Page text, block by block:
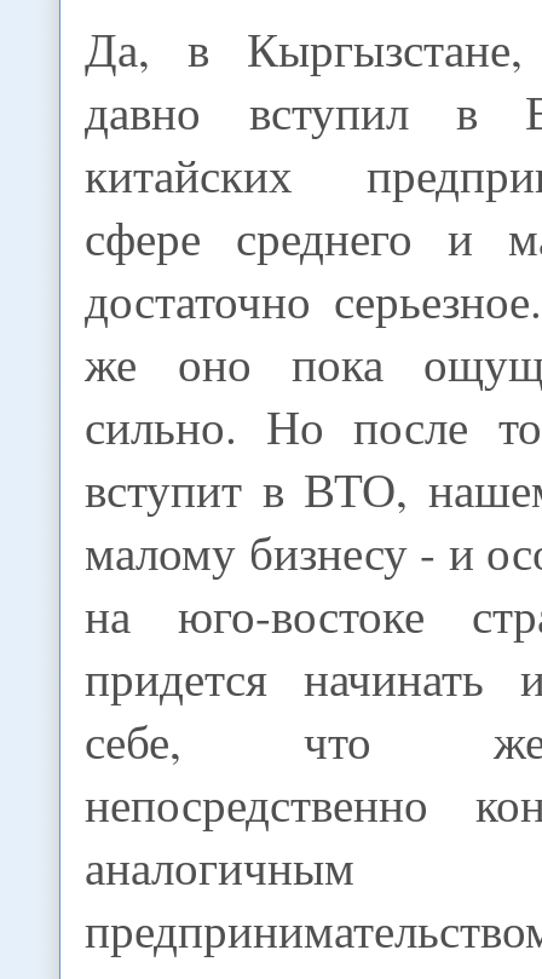
Да, в
давно вступил в
китайских
сфере среднего и
достаточно
же оно пока
сильно. Но после
вступит в ВТО,
малому бизнесу - и
на юго-востоке
придется начинать
себе, что же
непосредственно
аналогичным